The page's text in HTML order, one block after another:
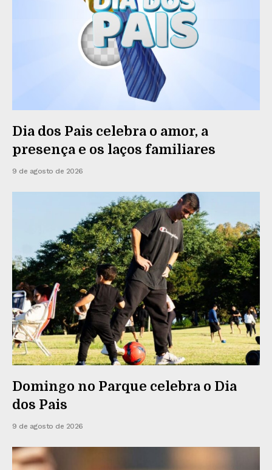
Dia dos Pais celebra o amor, a
presença e os laços familiares
9 de agosto de 2026
Domingo no Parque celebra o Dia
dos Pais
9 de agosto de 2026